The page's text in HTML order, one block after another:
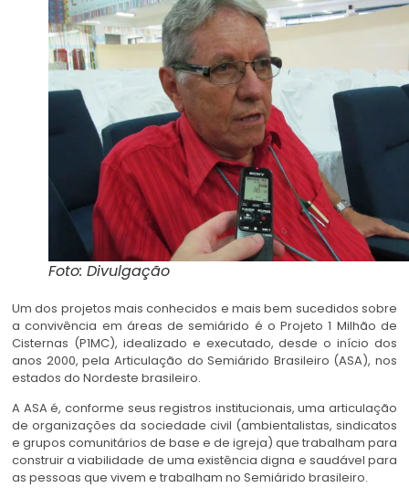
Foto: Divulgação
Um dos projetos mais conhecidos e mais bem sucedidos sobre
a convivência em áreas de semiárido é o Projeto 1 Milhão de
Cisternas (P1MC), idealizado e executado, desde o início dos
anos 2000, pela Articulação do Semiárido Brasileiro (ASA), nos
estados do Nordeste brasileiro.
A ASAé, conforme seus registros institucionais, uma articulação
de organizações da sociedade civil (ambientalistas, sindicatos
e grupos comunitários de base e de igreja) que trabalham para
construir a viabilidade de uma existência digna e saudável para
as pessoas que vivem e trabalham no Semiárido brasileiro.